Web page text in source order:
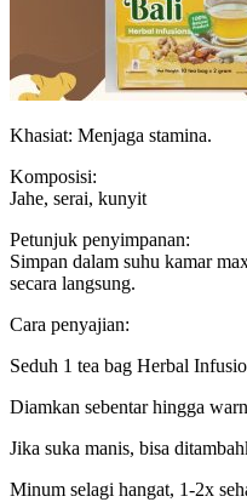
Khasiat: Menjaga stamina.
Komposisi:
Jahe, serai, kunyit
Petunjuk penyimpanan:
Simpan dalam suhu kamar
secara langsung.
Cara penyajian:
Seduh 1 tea bag Herbal
Diamkan sebentar hingga
Jika suka manis, bisa
Minum selagi hangat, 1-2x